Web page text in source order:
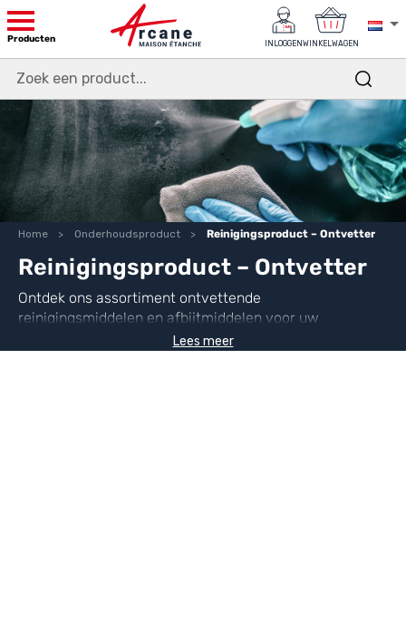
Producten INLOGGENWINKELWAGEN
Home Onderhoudsproduct Reinigingsproduct – Ontvetter
Reinigingsproduct – Ontvetter
Ontdek ons assortiment ontvettende
reinigingsmiddelen en afbijtmiddelen voor uw
oppervlakken. Dagelijks gebruikt, tijdens
Lees meer